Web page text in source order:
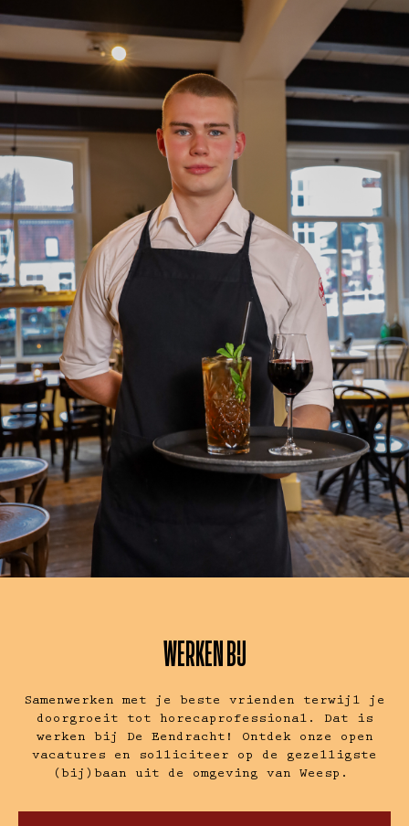
WERKEN BIJ
Samenwerken met je beste vrienden terwijl je
doorgroeit tot horecaprofessional. Dat is
werken bij De Eendracht! Ontdek onze open
vacatures en solliciteer op de gezelligste
(bij)baan uit de omgeving van Weesp.